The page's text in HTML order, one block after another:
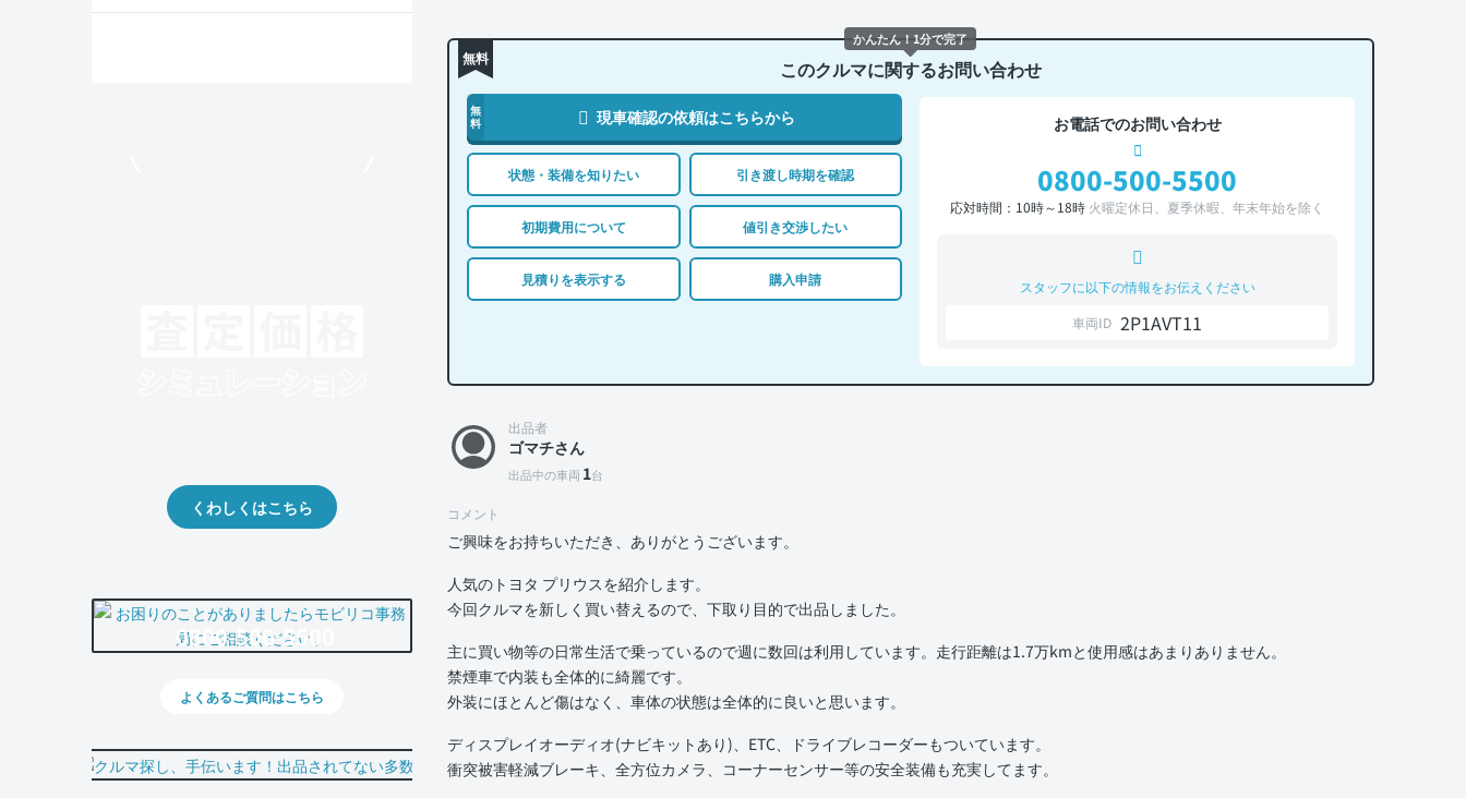
無料 このクルマに関するお問い合わせ
無
料
現車確認の依頼はこちらから
状態・装備を知りたい 引き渡し時期を確認
初期費用について 値引き交渉したい
見積りを表示する 購入申請
お電話でのお問い合わせ
0800-500-5500
応対時間：10時～18時 火曜定休日、夏季休暇、年末年始を除く
スタッフに以下の情報をお伝えください
車両ID 2P1AVT11
出品者
ゴマチさん
出品中の車両 1台
コメント
ご興味をお持ちいただき、ありがとうございます。
人気のトヨタ プリウスを紹介します。
今回クルマを新しく買い替えるので、下取り目的で出品しました。
主に買い物等の日常生活で乗っているので週に数回は利用しています。走行距離は1.7万kmと使用感はあまりありません。
禁煙車で内装も全体的に綺麗です。
外装にほとんど傷はなく、車体の状態は全体的に良いと思います。
ディスプレイオーディオ(ナビキットあり)、ETC、ドライブレコーダーもついています。
衝突被害軽減ブレーキ、全方位カメラ、コーナーセンサー等の安全装備も充実してます。
くわしくはこちら
0800-500-5500
よくあるご質問はこちら
かんたん！1分で完了